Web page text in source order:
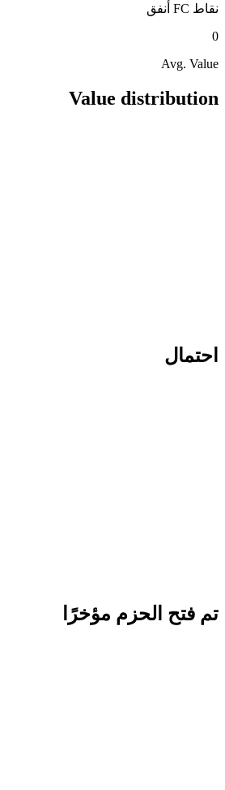
نقاط FC
أنفق
0
Avg. Value
Value distribution
احتمال
تم فتح الحزم مؤخرًا